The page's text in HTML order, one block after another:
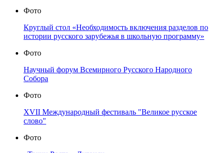
Фото
Круглый стол «Необходимость включения разделов по
истории русского зарубежья в школьную программу»
Фото
Научный форум Всемирного Русского Народного
Собора
Фото
XVII Международный фестиваль "Великое русское
слово"
Фото